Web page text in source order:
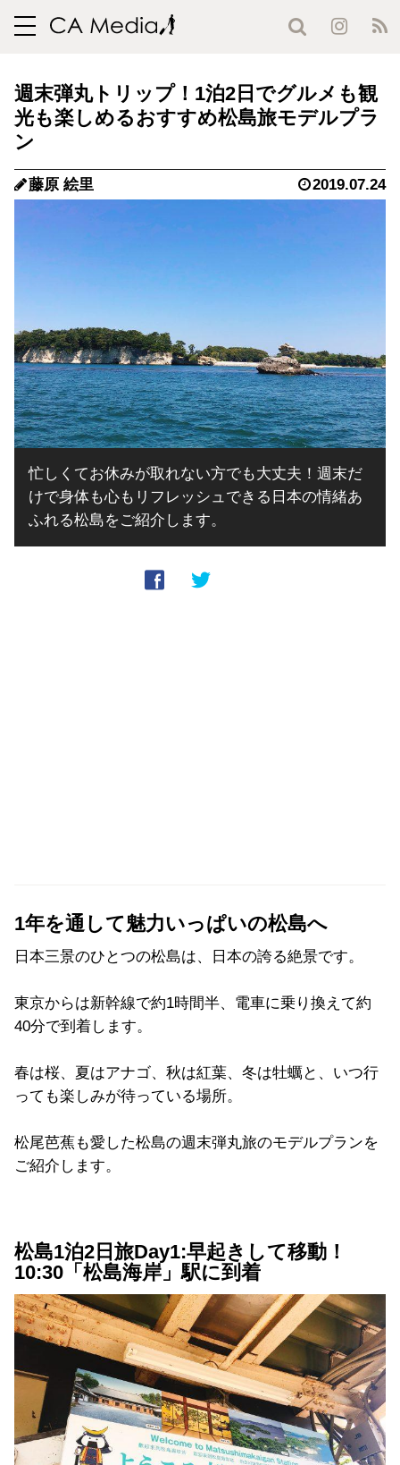
toggle
週末弾丸トリップ！1泊2日でグルメも観
光も楽しめるおすすめ松島旅モデルプラ
ン
藤原 絵里 2019.07.24
忙しくてお休みが取れない方でも大丈夫！週末だ
けで身体も心もリフレッシュできる日本の情緒あ
ふれる松島をご紹介します。
1年を通して魅力いっぱいの松島へ
日本三景のひとつの松島は、日本の誇る絶景です。
東京からは新幹線で約1時間半、電車に乗り換えて約
40分で到着します。
春は桜、夏はアナゴ、秋は紅葉、冬は牡蠣と、いつ行
っても楽しみが待っている場所。
松尾芭蕉も愛した松島の週末弾丸旅のモデルプランを
ご紹介します。
松島1泊2日旅Day1:早起きして移動！
10:30「松島海岸」駅に到着